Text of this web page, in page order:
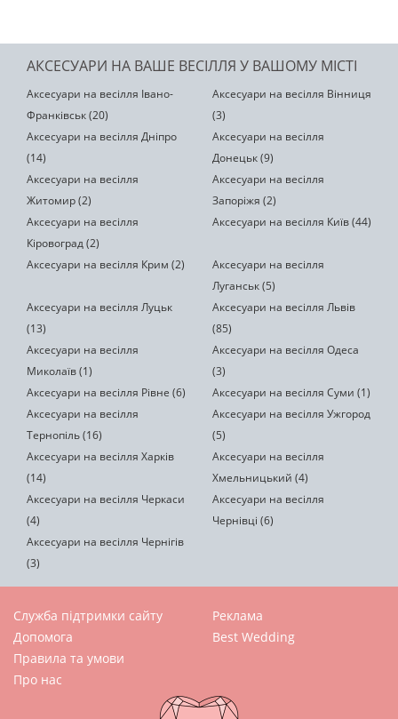
АКСЕСУАРИ НА ВАШЕ ВЕСІЛЛЯ У ВАШОМУ МІСТІ
Аксесуари на весілля Івано-
Франківськ (20)
Аксесуари на весілля Вінниця
(3)
Аксесуари на весілля Дніпро
(14)
Аксесуари на весілля
Донецьк (9)
Аксесуари на весілля
Житомир (2)
Аксесуари на весілля
Запоріжя (2)
Аксесуари на весілля
Кіровоград (2)
Аксесуари на весілля Київ (44)
Аксесуари на весілля Крим (2)
Аксесуари на весілля
Луганськ (5)
Аксесуари на весілля Луцьк
(13)
Аксесуари на весілля Львів
(85)
Аксесуари на весілля
Миколаїв (1)
Аксесуари на весілля Одеса
(3)
Аксесуари на весілля Рівне (6)
Аксесуари на весілля Суми (1)
Аксесуари на весілля
Тернопіль (16)
Аксесуари на весілля Ужгород
(5)
Аксесуари на весілля Харків
(14)
Аксесуари на весілля
Хмельницький (4)
Аксесуари на весілля Черкаси
(4)
Аксесуари на весілля
Чернівці (6)
Аксесуари на весілля Чернігів
(3)
Служба підтримки сайту
Допомога
Правила та умови
Про нас
Реклама
Best Wedding